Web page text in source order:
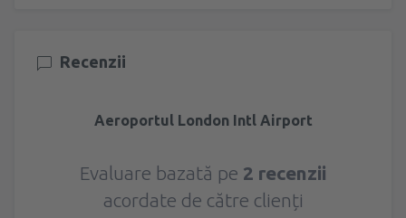
Recenzii
Aeroportul London Intl Airport
Evaluare bazată pe 2 recenzii
acordate de către clienți